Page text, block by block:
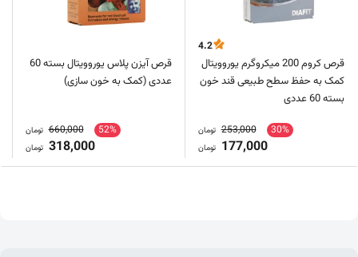
4.2
قرص کروم 200 میکروگرم یوروویتال
کمک به حفظ سطح طبیعی قند خون
بسته 60 عددی
30%
253,000 تومان
177,000 تومان
قرص آیزن پلاس یوروویتال بسته 60
عددی (کمک به خون سازی)
52%
660,000 تومان
318,000 تومان